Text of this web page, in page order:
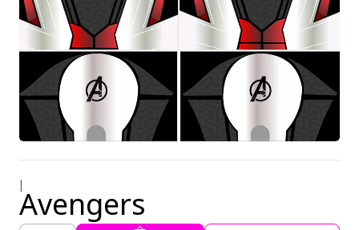
Avengers